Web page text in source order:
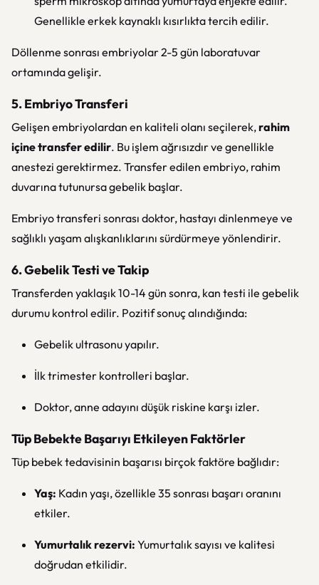
Genellikle erkek kaynaklı kısırlıkta tercih edilir.
Döllenme sonrası embriyolar 2-5 gün laboratuvar
ortamında gelişir.
5. Embriyo Transferi
Gelişen embriyolardan en kaliteli olanı seçilerek,rahim
içine transfer edilir. Bu işlem ağrısızdır ve genellikle
anestezi gerektirmez. Transfer edilen embriyo, rahim
duvarına tutunursa gebelik başlar.
Embriyo transferi sonrası doktor, hastayı dinlenmeye ve
sağlıklı yaşam alışkanlıklarını sürdürmeye yönlendirir.
6. Gebelik Testi ve Takip
Transferden yaklaşık 10-14 gün sonra, kan testi ile gebelik
durumu kontrol edilir. Pozitif sonuç alındığında:
Gebelik ultrasonu yapılır.
İlk trimester kontrolleri başlar.
Doktor, anne adayını düşük riskine karşı izler.
Tüp Bebekte Başarıyı Etkileyen Faktörler
Tüp bebek tedavisinin başarısı birçok faktöre bağlıdır:
Yaş: Kadın yaşı, özellikle 35 sonrası başarı oranını
etkiler.
Yumurtalık rezervi: Yumurtalık sayısı ve kalitesi
doğrudan etkilidir.